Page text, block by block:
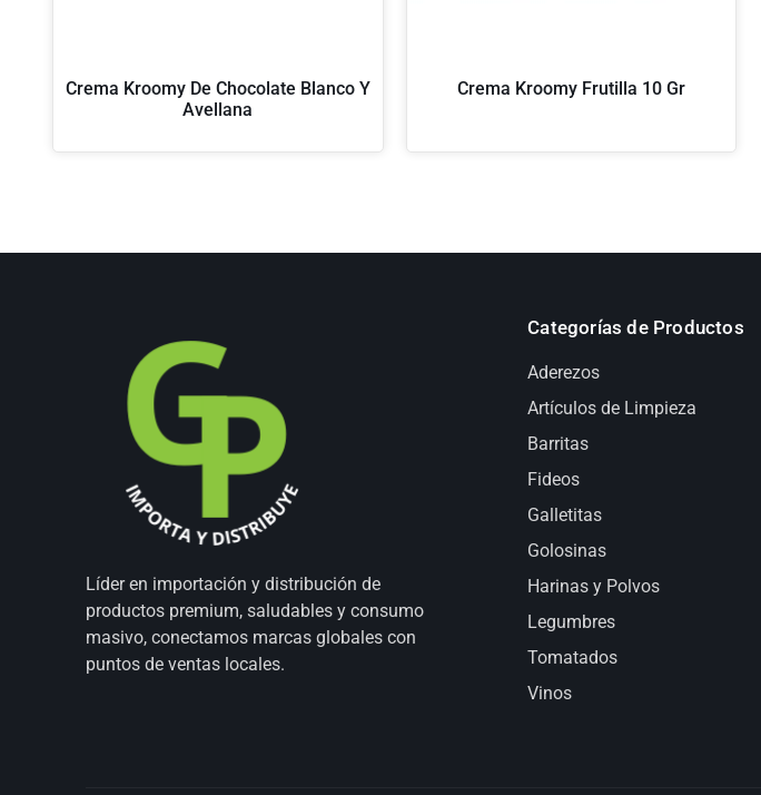
Crema Kroomy De Chocolate Blanco Y
Avellana
Crema Kroomy Frutilla 10 Gr
Líder en importación y distribución de
productos premium, saludables y consumo
masivo, conectamos marcas globales con
puntos de ventas locales.
Categorías de Productos
Aderezos
Artículos de Limpieza
Barritas
Fideos
Galletitas
Golosinas
Harinas y Polvos
Legumbres
Tomatados
Vinos